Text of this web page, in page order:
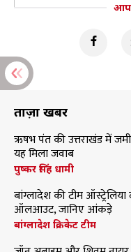
ताज़ा खबरें
ऋषभ पंत की उत्तराखंड में
यह मिला जवाब
पुष्कर सिंह धामी
बांग्लादेश की टीम
ऑलआउट, जानिए आंकड़े
बांग्लादेश क्रिकेट टीम